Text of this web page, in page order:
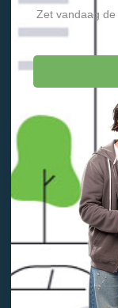
Zet vandaag